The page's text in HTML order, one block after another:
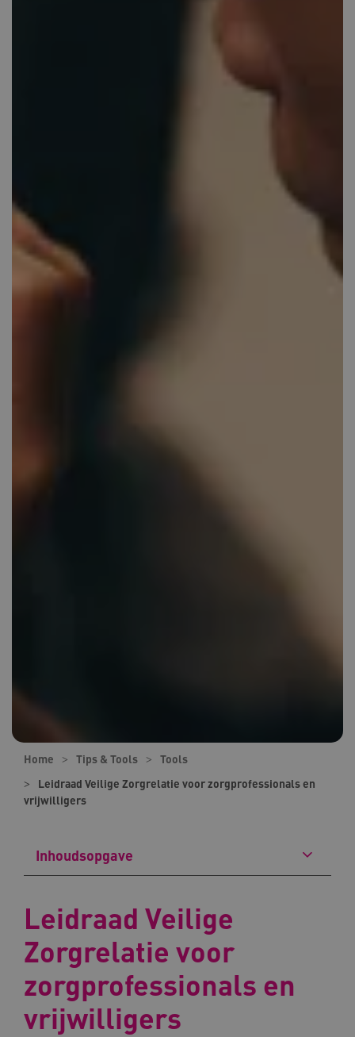
Home Tips & Tools
Tools
Leidraad Veilige Zorgrelatie voor zorgprofessionals en
vrijwilligers
Inhoudsopgave
Leidraad Veilige
Zorgrelatie voor
zorgprofessionals en
vrijwilligers